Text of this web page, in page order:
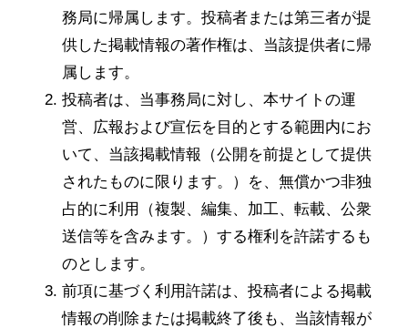
務局に帰属します。投稿者または第三者が提
供した掲載情報の著作権は、当該提供者に帰
属します。
投稿者は、当事務局に対し、本サイトの運
営、広報および宣伝を目的とする範囲内にお
いて、当該掲載情報（公開を前提として提供
されたものに限ります。）を、無償かつ非独
占的に利用（複製、編集、加工、転載、公衆
送信等を含みます。）する権利を許諾するも
のとします。
前項に基づく利用許諾は、投稿者による掲載
情報の削除または掲載終了後も、当該情報が